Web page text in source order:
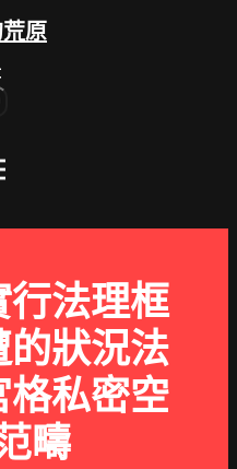
原
行法理框
的狀況法
格私密空
疇